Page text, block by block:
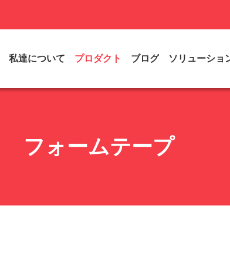
私達について プロダクト ブログ ソリューショ
フォームテープ